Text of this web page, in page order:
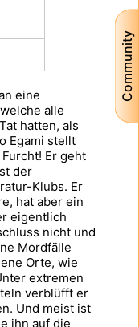
Community
eine
alle
hatten, als
Egami stellt
Er geht
der
Klubs. Er
hat aber ein
eigentlich
nicht und
Mordfälle
Orte, wie
extremen
verblüfft er
Und meist ist
ihn auf die